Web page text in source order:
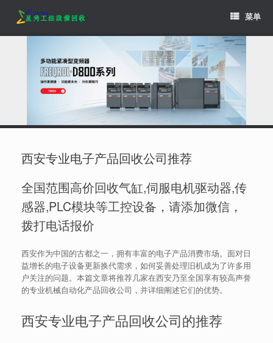
content
菜单
西安专业电子产品回收公司推荐
全国范围高价回收气缸,伺服电机驱动器,传
感器,PLC模块等工控设备，请添加微信，
拨打电话报价
西安作为中国的古都之一，拥有丰富的电子产品消费市场。面对日
益增长的电子设备更新换代需求，如何妥善处理旧机成为了许多用
户关注的问题。本篇文章将推荐几家在西安乃至全国享有较高声誉
的专业机械自动化产品回收公司，并详细阐述它们的优势。
西安专业电子产品回收公司的推荐